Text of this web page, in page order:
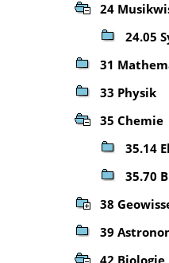
24
24.05
31
33 Physik
35 Chemie
35.14
35.70
38
39
42 Biologie